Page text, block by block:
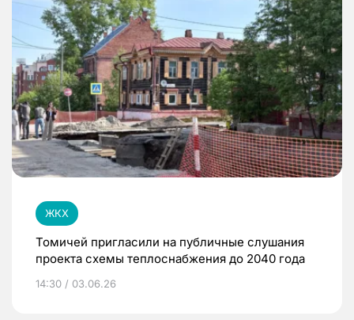
ЖКХ
Томичей пригласили на публичные слушания
проекта схемы теплоснабжения до 2040 года
14:30 / 03.06.26